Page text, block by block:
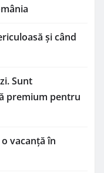
și când
Sunt
premium pentru
vacanță în